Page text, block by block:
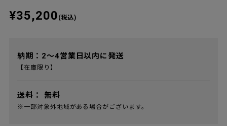
¥35,200 (税込)
納期：2～4営業日以内に発送
【在庫限り】
送料： 無料
※一部対象外地域がある場合がございます。